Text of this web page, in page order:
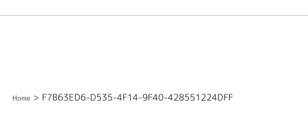
Home> F7B63ED6-D535-4F14-9F40-428551224DFF